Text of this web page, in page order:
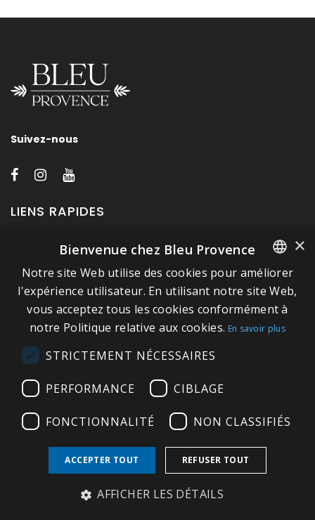
Suivez-nous
LIENS RAPIDES
A propos de Bleu Provence
Mentions légales
Conditions de vente
Nous contacter
Visitez notre Showroom
Copyright © 2026 Bleu Provence
FRENCH
ITALIAN
GERMAN
×
Bienvenue chez Bleu Provence
Notre site Web utilise des cookies pour améliorer
l'expérience utilisateur. En utilisant notre site Web,
vous acceptez tous les cookies conformément à
notre Politique relative aux cookies. En savoir plus
STRICTEMENT NÉCESSAIRES
PERFORMANCE CIBLAGE
FONCTIONNALITÉ NON CLASSIFIÉS
ACCEPTER TOUT REFUSER TOUT
AFFICHER LES DÉTAILS